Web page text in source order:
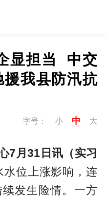
显担当  中交
我县防汛抗
字号： 小 中 大
7月31日讯（实习
水位上涨影响，连
发生险情。一方